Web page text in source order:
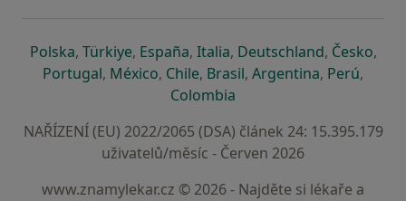
Polskase otevře v nové záložce
, Türkiyese otevře v nové záložce
, Españase otevře v nové záložce
, Italiase otevře v nové záložce
, Deutschlandse otevře v
, Českose
,
Portugalse otevře v nové záložce
, Méxicose otevře v nové záložce
, Chilese otevře v nové záložce
, Brasilse otevře v nové
, Argentinase otevře v
, Perúse
,
Colombia
NAŘÍZENÍ (EU) 2022/2065 (DSA) článek 24: 15.395.179
uživatelů/měsíc - Červen 2026
www.znamylekar.cz © 2026 - Najděte si lékaře a